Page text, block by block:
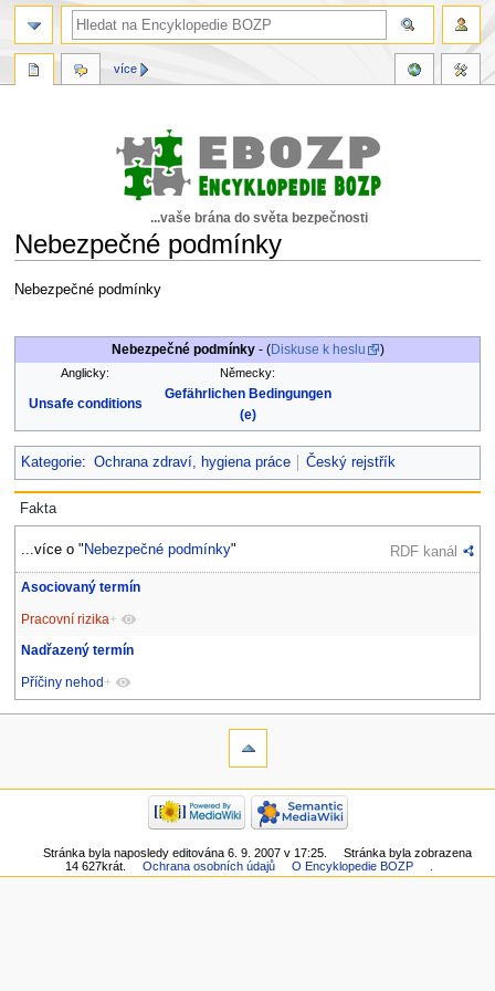
...vaše brána do světa bezpečnosti
Nebezpečné podmínky
Skočit
Skočit
Nebezpečné podmínky
Nebezpečné podmínky- (Diskuse k heslu )
Anglicky: Německy:
Unsafe conditions
Gefährlichen Bedingungen
(e)
Kategorie: Ochrana zdraví, hygiena práce Český rejstřík
Fakta
...více o "Nebezpečné podmínky" RDF kanál
Asociovaný termín
Pracovní rizika+
Nadřazený termín
Příčiny nehod +
více
Stránka byla naposledy editována 6. 9. 2007 v 17:25.
Stránka byla zobrazena
14 627krát.
Ochrana osobních údajů O Encyklopedie BOZP